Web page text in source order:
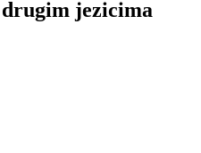
jezicima